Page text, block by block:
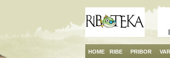
HOME RIBE PRIBOR